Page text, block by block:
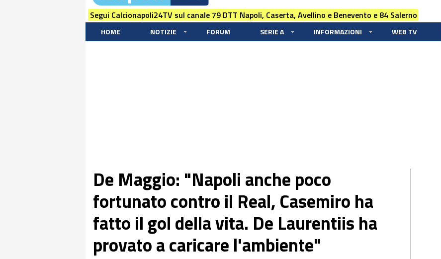
Segui Calcionapoli24TV sul canale 79 DTT Napoli, Caserta, Avellino e Benevento e 84 Salerno
HOME NOTIZIE FORUM SERIE A INFORMAZIONI WEB TV
De Maggio: "Napoli anche poco
fortunato contro il Real, Casemiro ha
fatto il gol della vita. De Laurentiis ha
provato a caricare l'ambiente"